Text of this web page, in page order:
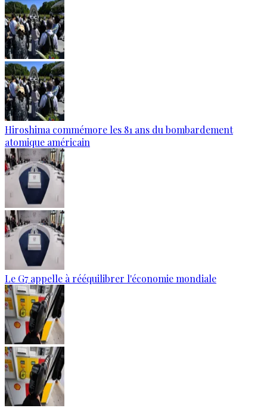
Hiroshima commémore les 81 ans du bombardement
atomique américain
Le G7 appelle à rééquilibrer l'économie mondiale